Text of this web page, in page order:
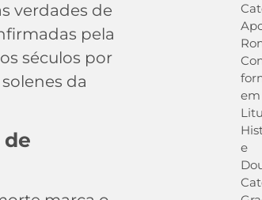
verdades de
pela
séculos por
da
em
e